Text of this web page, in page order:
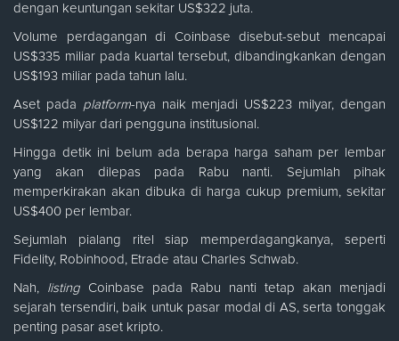
dengan keuntungan sekitar US$322 juta.
Volume perdagangan di Coinbase disebut-sebut mencapai
US$335 miliar pada kuartal tersebut, dibandingkankan dengan
US$193 miliar pada tahun lalu.
Aset pada platform-nya naik menjadi US$223 milyar, dengan
US$122 milyar dari pengguna institusional.
Hingga detik ini belum ada berapa harga saham per lembar
yang akan dilepas pada Rabu nanti. Sejumlah pihak
memperkirakan akan dibuka di harga cukup premium, sekitar
US$400 per lembar.
Sejumlah pialang ritel siap memperdagangkanya, seperti
Fidelity, Robinhood, Etrade atau Charles Schwab.
Nah, listing Coinbase pada Rabu nanti tetap akan menjadi
sejarah tersendiri, baik untuk pasar modal di AS, serta tonggak
penting pasar aset kripto.